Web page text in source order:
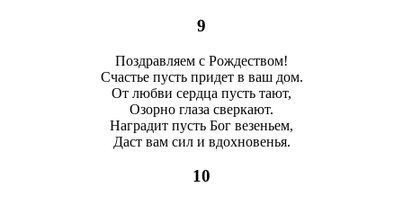
9
Поздравляем с Рождеством!
Счастье пусть придет в ваш дом.
От любви сердца пусть тают,
Озорно глаза сверкают.
Наградит пусть Бог везеньем,
Даст вам сил и вдохновенья.
10